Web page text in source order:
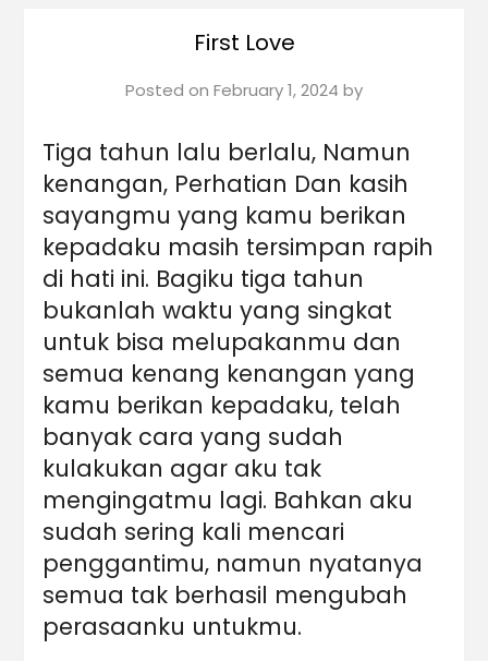
First Love
Posted on February 1, 2024 by
Tiga tahun lalu berlalu, Namun
kenangan, Perhatian Dan kasih
sayangmu yang kamu berikan
kepadaku masih tersimpan rapih
di hati ini. Bagiku tiga tahun
bukanlah waktu yang singkat
untuk bisa melupakanmu dan
semua kenang kenangan yang
kamu berikan kepadaku, telah
banyak cara yang sudah
kulakukan agar aku tak
mengingatmu lagi. Bahkan aku
sudah sering kali mencari
penggantimu, namun nyatanya
semua tak berhasil mengubah
perasaanku untukmu.